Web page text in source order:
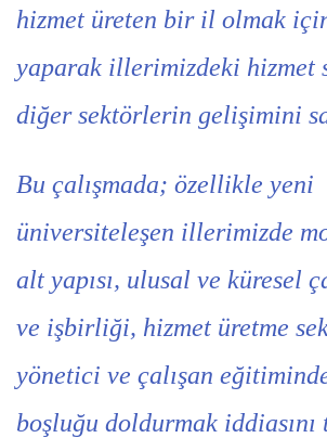
hizmet üreten bir il olmak
yaparak illerimizdeki hizmet
diğer sektörlerin gelişimini
Bu çalışmada; özellikle yeni
üniversiteleşen illerimizde
alt yapısı, ulusal ve küresel
ve işbirliği, hizmet üretme
yönetici ve çalışan
boşluğu doldurmak iddiasını